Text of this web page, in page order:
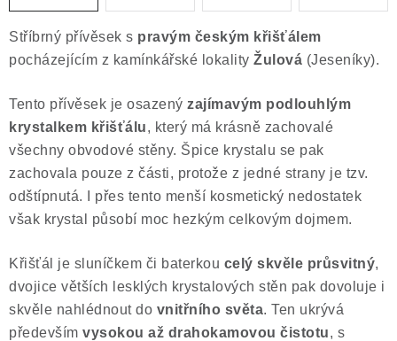
Výkup minerálů a drahých kamenů
Formulář pro odstoupení od smlouvy
Poučení o právu na odstoupení od smlouvy
Stříbrný přívěsek s pravým českým křišťálem
pocházejícím z kamínkářské lokality Žulová (Jeseníky).
Tento přívěsek je osazený zajímavým podlouhlým
krystalkem křišťálu, který má krásně zachovalé
všechny obvodové stěny. Špice krystalu se pak
zachovala pouze z části, protože z jedné strany je tzv.
odštípnutá. I přes tento menší kosmetický nedostatek
však krystal působí moc hezkým celkovým dojmem.
Křišťál je sluníčkem či baterkou celý skvěle průsvitný,
dvojice větších lesklých krystalových stěn pak dovoluje i
skvěle nahlédnout do vnitřního světa. Ten ukrývá
především vysokou až drahokamovou čistotu, s